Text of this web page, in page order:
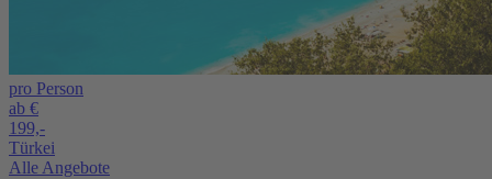
pro Person
ab €
199,-
Türkei
Alle Angebote